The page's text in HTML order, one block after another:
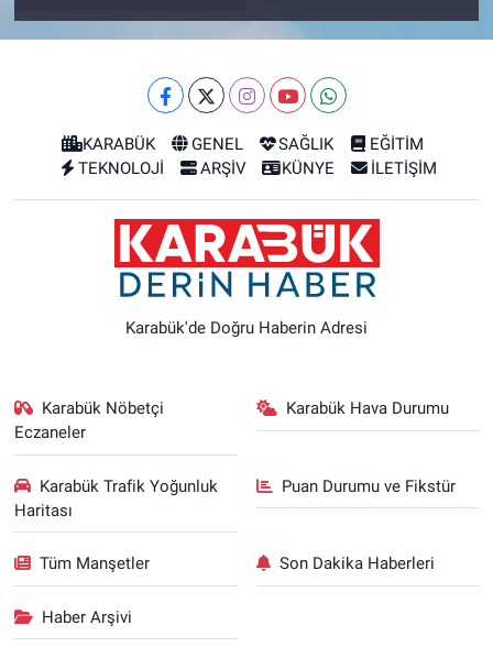
KARABÜK GENEL SAĞLIK
EĞİTİM
TEKNOLOJİ
ARŞİV KÜNYE İLETİŞİM
Karabük'de Doğru Haberin Adresi
Karabük Nöbetçi
Eczaneler
Karabük Hava Durumu
Karabük Trafik Yoğunluk
Haritası
Puan Durumu ve Fikstür
Tüm Manşetler Son Dakika Haberleri
Haber Arşivi